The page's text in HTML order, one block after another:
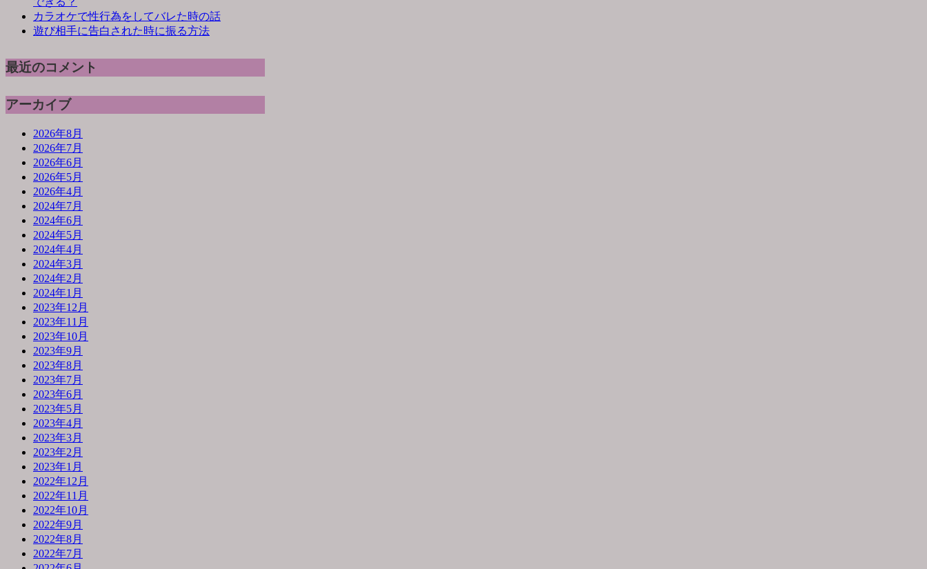
カラオケで性行為をしてバレた時の話
遊び相手に告白された時に振る方法
最近のコメント
アーカイブ
2026年8月
2026年7月
2026年6月
2026年5月
2026年4月
2024年7月
2024年6月
2024年5月
2024年4月
2024年3月
2024年2月
2024年1月
2023年12月
2023年11月
2023年10月
2023年9月
2023年8月
2023年7月
2023年6月
2023年5月
2023年4月
2023年3月
2023年2月
2023年1月
2022年12月
2022年11月
2022年10月
2022年9月
2022年8月
2022年7月